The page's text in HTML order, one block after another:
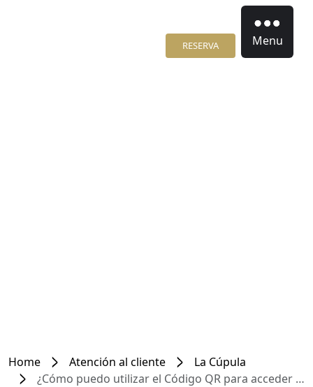
RESERVA Menu
Home Atención al cliente
La Cúpula
¿Cómo puedo utilizar el Código QR para acceder a la Cúpula o a la Basílica?